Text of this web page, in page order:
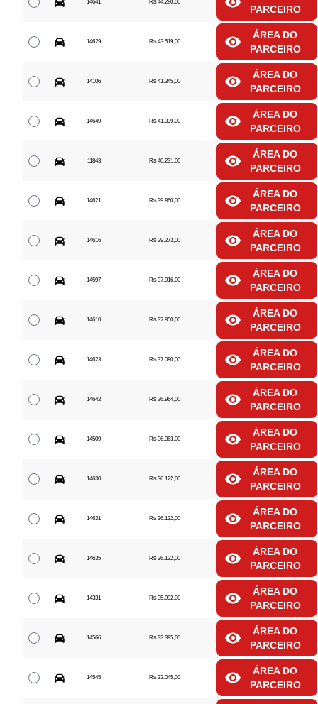
14641 R$ 44.280,00
PARCEIRO
14629 R$ 43.519,00
ÁREA DO
PARCEIRO
14106 R$ 41.345,00
ÁREA DO
PARCEIRO
14649 R$ 41.339,00
ÁREA DO
PARCEIRO
11843 R$ 40.231,00
ÁREA DO
PARCEIRO
14621 R$ 39.860,00
ÁREA DO
PARCEIRO
14616 R$ 39.273,00
ÁREA DO
PARCEIRO
14597 R$ 37.916,00
ÁREA DO
PARCEIRO
14610 R$ 37.850,00
ÁREA DO
PARCEIRO
14623 R$ 37.080,00
ÁREA DO
PARCEIRO
14642 R$ 36.964,00
ÁREA DO
PARCEIRO
14509 R$ 36.363,00
ÁREA DO
PARCEIRO
14630 R$ 36.122,00
ÁREA DO
PARCEIRO
14631 R$ 36.122,00
ÁREA DO
PARCEIRO
14635 R$ 36.122,00
ÁREA DO
PARCEIRO
14331 R$ 35.992,00
ÁREA DO
PARCEIRO
14566 R$ 33.385,00
ÁREA DO
PARCEIRO
14545 R$ 33.045,00
ÁREA DO
PARCEIRO